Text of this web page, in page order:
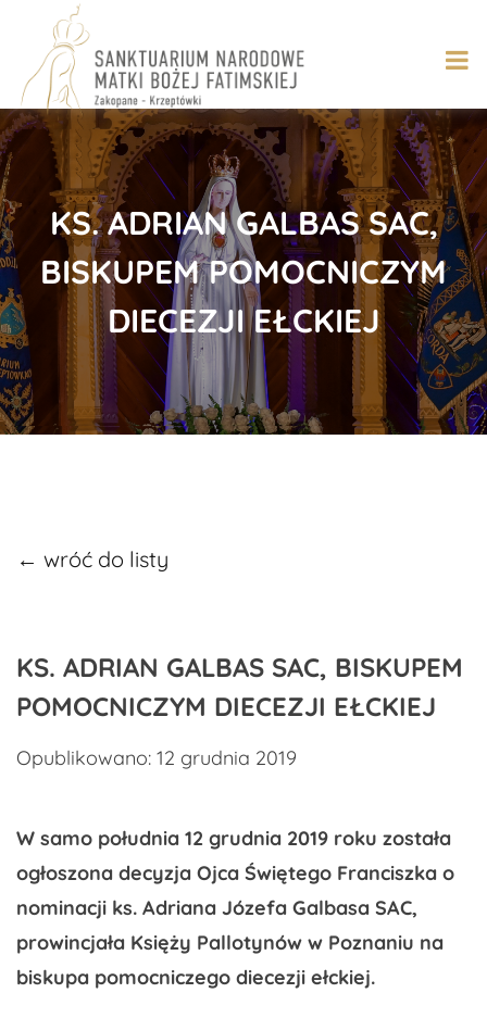
content
KS. ADRIAN GALBAS SAC,
BISKUPEM POMOCNICZYM
DIECEZJI EŁCKIEJ
← wróć do listy
KS. ADRIAN GALBAS SAC, BISKUPEM
POMOCNICZYM DIECEZJI EŁCKIEJ
Opublikowano: 12 grudnia 2019
W samo południa 12 grudnia 2019 roku została
ogłoszona decyzja Ojca Świętego Franciszka o
nominacji ks. Adriana Józefa Galbasa SAC,
prowincjała Księży Pallotynów w Poznaniu na
biskupa pomocniczego diecezji ełckiej.